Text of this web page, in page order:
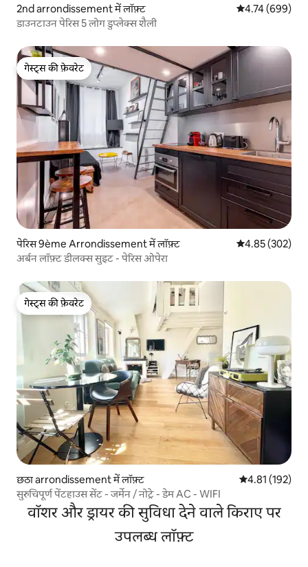
2nd arrondissement में लॉफ़्ट औसत रेटिंग 5 में से
4.74 (699)
डाउनटाउन पेरिस 5 लोग डुप्लेक्स शैली
गेस्ट्स की फ़ेवरेट
गेस्ट्स की फ़ेवरेट
पेरिस 9ème Arrondissement में लॉफ़्ट औसत रेटिंग 5 में से
4.85 (302)
अर्बन लॉफ़्ट डीलक्स सुइट - पेरिस ओपेरा
गेस्ट्स की फ़ेवरेट
गेस्ट्स की फ़ेवरेट
छठा arrondissement में लॉफ़्ट औसत रेटिंग 5 में से
4.81 (192)
सुरुचिपूर्ण पेंटहाउस सेंट - जर्मेन / नोट्रे - डेम AC - WIFI
वॉशर और ड्रायर की सुविधा देने वाले किराए पर
उपलब्ध लॉफ़्ट